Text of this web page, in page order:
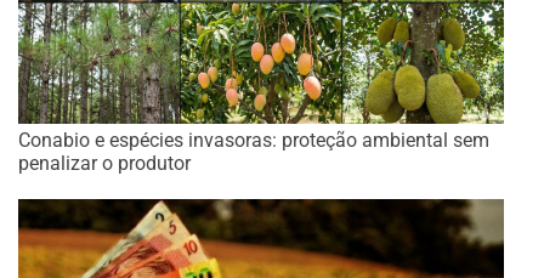
Conabio e espécies invasoras: proteção ambiental sem
penalizar o produtor